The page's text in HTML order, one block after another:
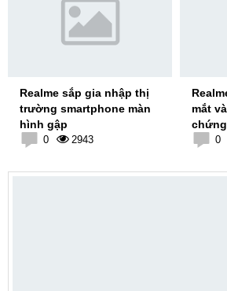
Realme sắp gia nhập thị
trường smartphone màn
hình gập
0 2943
mắt
0